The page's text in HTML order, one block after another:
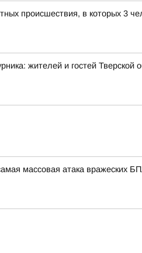
происшествия, в которых 3
жителей и гостей Тверской
массовая атака вражеских